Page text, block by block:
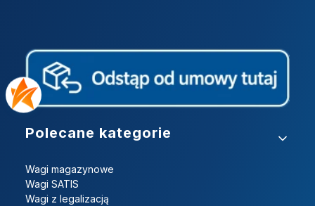
Linki w stopce
Polecane kategorie
Wagi magazynowe
Wagi SATIS
Wagi z legalizacją